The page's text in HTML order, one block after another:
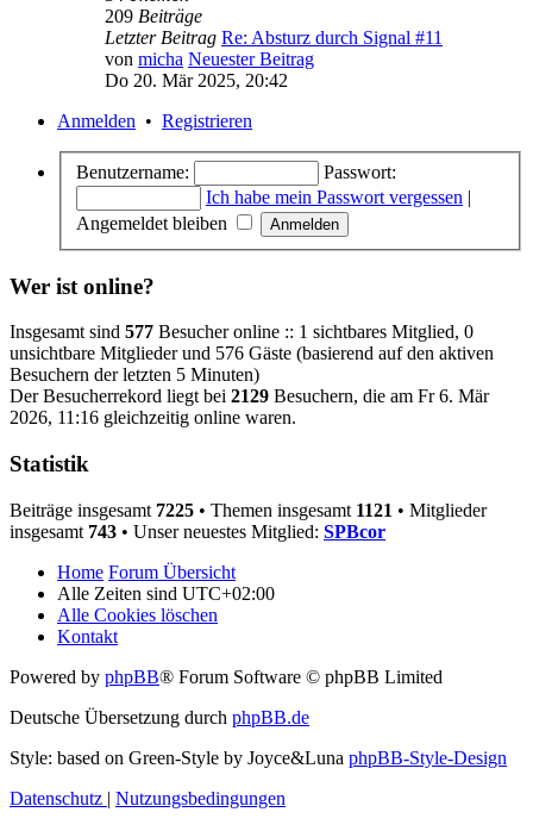
209 Beiträge
Letzter Beitrag Re: Absturz durch Signal #11
von micha Neuester Beitrag
Do 20. Mär 2025, 20:42
Anmelden • Registrieren
Benutzername:
Passwort:
Ich habe mein Passwort vergessen |
Angemeldet bleiben
Wer ist online?
Insgesamt sind 577 Besucher online :: 1 sichtbares Mitglied, 0
unsichtbare Mitglieder und 576 Gäste (basierend auf den aktiven
Besuchern der letzten 5 Minuten)
Der Besucherrekord liegt bei 2129 Besuchern, die am Fr 6. Mär
2026, 11:16 gleichzeitig online waren.
Statistik
Beiträge insgesamt 7225 • Themen insgesamt 1121 • Mitglieder
insgesamt 743 • Unser neuestes Mitglied: SPBcor
Home Forum Übersicht
Alle Zeiten sind UTC+02:00
Alle Cookies löschen
Kontakt
Powered by phpBB® Forum Software © phpBB Limited
Deutsche Übersetzung durch phpBB.de
Style: based on Green-Style by Joyce&Luna phpBB-Style-Design
Datenschutz | Nutzungsbedingungen